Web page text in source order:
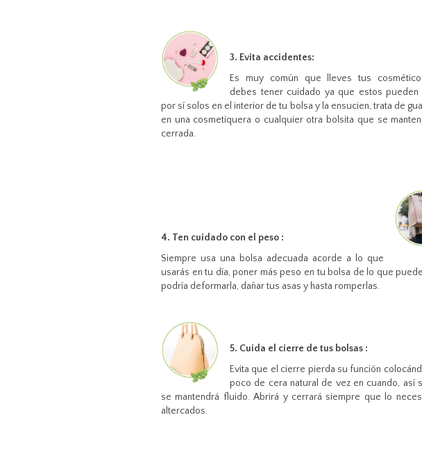
3. Evita accidentes:
Es muy común que lleves tus
debes tener cuidado ya que estos pueden
por sí solos en el interior de tu bolsa y la ensucien, trata de
en una cosmetiquera o cualquier otra bolsita que se
cerrada.
4. Ten cuidado con el peso :
Siempre usa una bolsa adecuada acorde a lo que
usarás en tu día, poner más peso en tu bolsa de lo que
podría deformarla, dañar tus asas y hasta romperlas.
5. Cuida el cierre de tus bolsas :
Evita que el cierre pierda su función
poco de cera natural de vez en cuando, así
se mantendrá fluido. Abrirá y cerrará siempre que lo
altercados.